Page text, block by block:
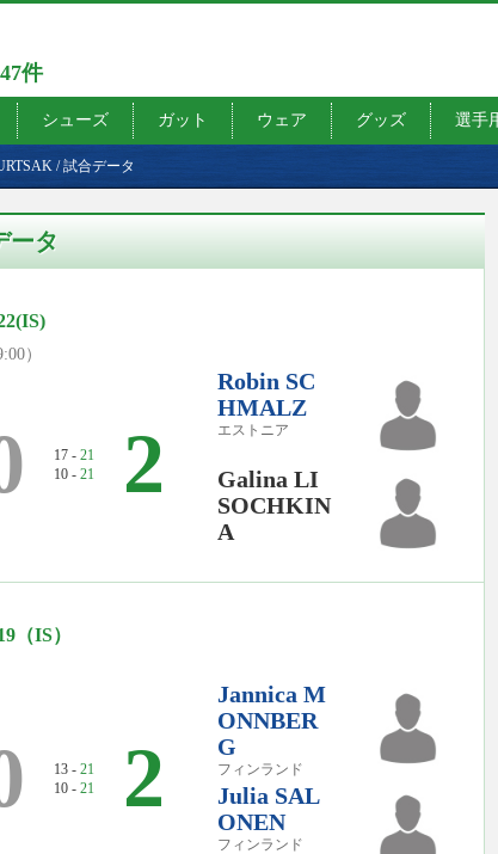
件
シューズ ガット ウェア グッズ 選手
/試合データ
ータ
）
17 - 21
10 - 21 2
Robin SC
HMALZ
エストニア
Galina LI
SOCHKIN
A
（IS）
13 - 21
10 - 21 2
Jannica M
ONNBER
G
フィンランド
Julia SAL
ONEN
フィンランド